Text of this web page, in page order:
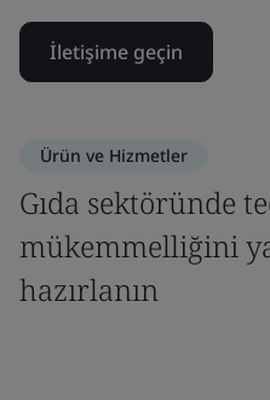
İletişime geçin
Ürün ve Hizmetler
Gıda sektöründe
mükemmelliğini
hazırlanın